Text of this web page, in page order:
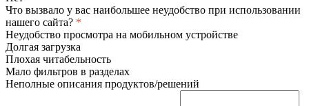
Что вызвало у вас наибольшее неудобство при использовании
нашего сайта? *
Неудобство просмотра на мобильном устройстве
Долгая загрузка
Плохая читабельность
Мало фильтров в разделах
Неполные описания продуктов/решений